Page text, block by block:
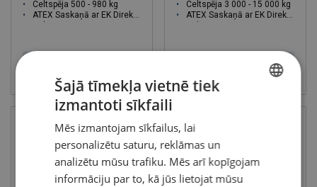
Celtspēja 500 - 980 kg
ATEX Saskaņā ar EK Direktīvu
Celtspēja 3 000 - 15 000 kg
ATEX Saskaņā ar EK Direktīvu
ENGLISH TRANSLATION
Šajā tīmekļa vietnē tiek
izmantoti sīkfaili
Mēs izmantojam sīkfailus, lai
personalizētu saturu, reklāmas un
analizētu mūsu trafiku. Mēs arī kopīgojam
informāciju par to, kā jūs lietojat mūsu